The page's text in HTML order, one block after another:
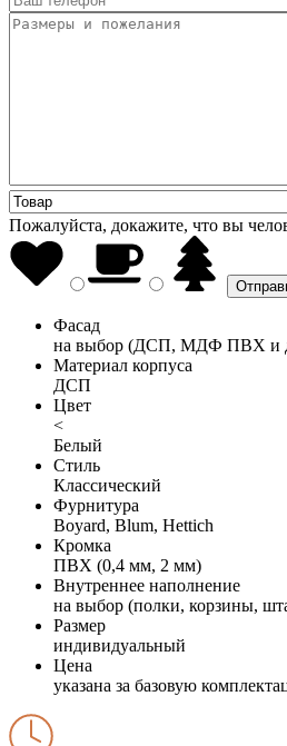
Пожалуйста, докажите, что вы
Фасад
на выбор (ДСП, МДФ ПВХ и
Материал корпуса
ДСП
Цвет
<
Белый
Стиль
Классический
Фурнитура
Boyard, Blum, Hettich
Кромка
ПВХ (0,4 мм, 2 мм)
Внутреннее наполнение
на выбор (полки, корзины,
Размер
индивидуальный
Цена
указана за базовую